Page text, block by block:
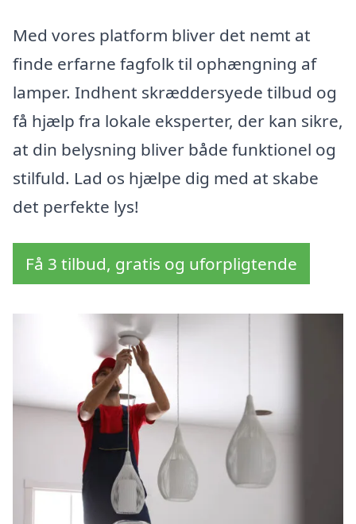
Med vores platform bliver det nemt at
finde erfarne fagfolk til ophængning af
lamper. Indhent skræddersyede tilbud og
få hjælp fra lokale eksperter, der kan sikre,
at din belysning bliver både funktionel og
stilfuld. Lad os hjælpe dig med at skabe
det perfekte lys!
Få 3 tilbud, gratis og uforpligtende